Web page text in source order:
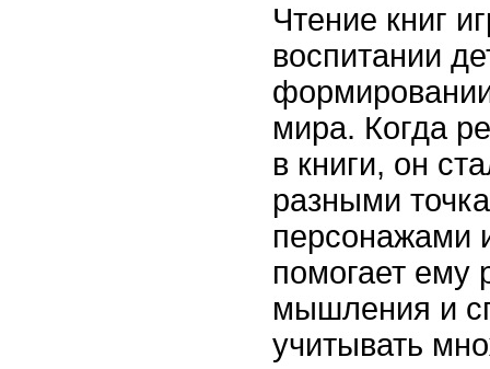
Чтение книг
воспитании
мира. Когда
в книги, он
разными
персонажами
помогает ему
мышления и
учитывать